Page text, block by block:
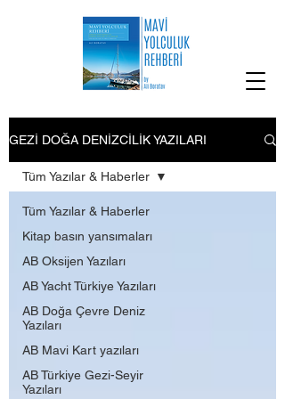
GEZİ DOĞA DENİZCİLİK YAZILARI
Tüm Yazılar & Haberler
Kitap basın yansımaları
AB Oksijen Yazıları
AB Yacht Türkiye Yazıları
AB Doğa Çevre Deniz
Yazıları
AB Mavi Kart yazıları
AB Türkiye Gezi-Seyir
Yazıları
Tüm Yazılar & Haberler